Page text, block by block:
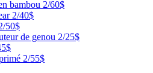
bambou 2/60$
2/40$
50$
de genou 2/25$
2/55$